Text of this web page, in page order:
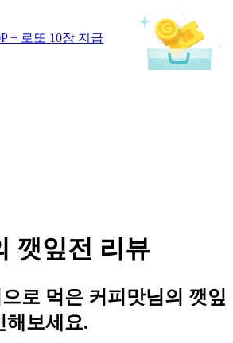
+ 로또 10장 지급
깻잎전 리뷰
로 먹은 커피맛님의 깻잎
해보세요.